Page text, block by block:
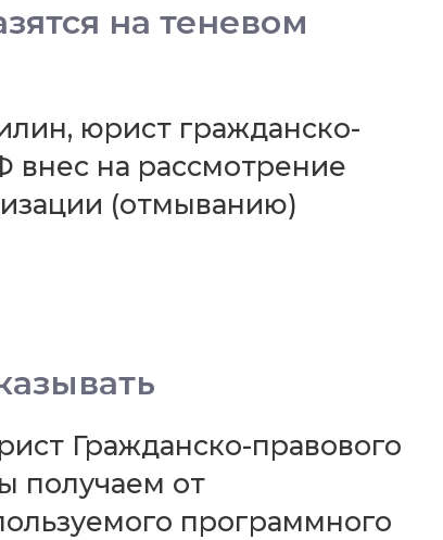
на теневом
юрист гражданско-
на рассмотрение
(отмыванию)
Гражданско-правового
получаем от
программного